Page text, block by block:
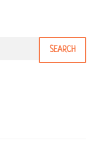
SEARCH